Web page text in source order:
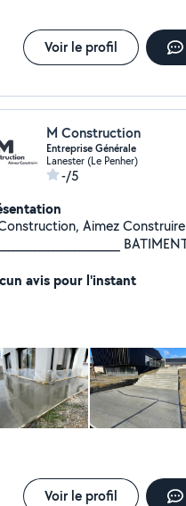
Voir le profil
M Construction
Entreprise Générale
Lanester (Le Penher)
-/5
Aimez Construire
!
avis pour l'instant
Voir le profil